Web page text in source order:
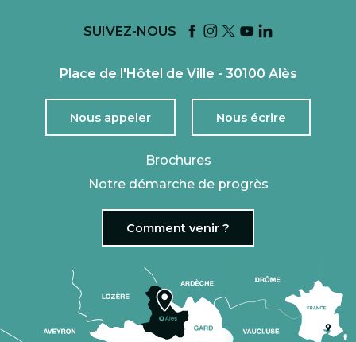
SUIVEZ-NOUS
Place de l'Hôtel de Ville - 30100 Alès
Nous appeler Nous écrire
Brochures
Notre démarche de progrès
Comment venir ?